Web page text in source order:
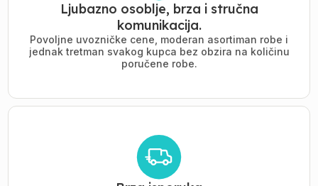
Ljubazno osoblje, brza i stručna
komunikacija.
Povoljne uvozničke cene, moderan asortiman robe i
jednak tretman svakog kupca bez obzira na količinu
poručene robe.